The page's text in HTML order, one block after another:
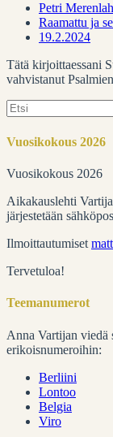
Petri
Raamattu ja
19.2.2024
Tätä kirjoittaessani
vahvistanut
Search
for:
Vuosikokous 2026
Vuosikokous 2026
Aikakauslehti
järjestetään
Ilmoittautumiset
Tervetuloa!
Teemanumerot
Anna Vartijan viedä
erikoisnumeroihin:
Berliini
Lontoo
Belgia
Viro